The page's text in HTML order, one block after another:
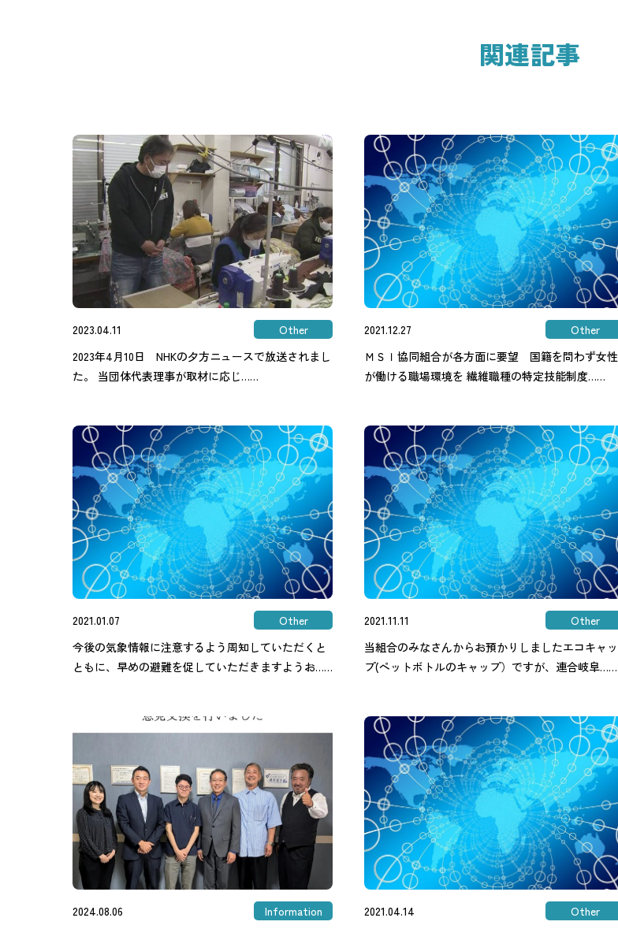
関連記事
2023.04.11
Other
2023年4月10日 NHKの夕方ニュースで放送されまし
た。 当団体代表理事が取材に応じ……
2021.12.27
Other
ＭＳＩ協同組合が各方面に要望 国籍を問わず女性
が働ける職場環境を 繊維職種の特定技能制度……
2021.01.07
Other
今後の気象情報に注意するよう周知していただくと
ともに、早めの避難を促していただきますようお……
2021.11.11
Other
当組合のみなさんからお預かりしましたエコキャッ
プ(ペットボトルのキャップ）ですが、連合岐阜……
2024.08.06
Information
2021.04.14
Other